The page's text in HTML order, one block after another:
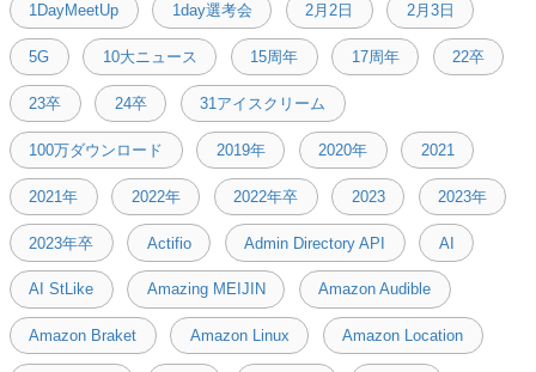
1DayMeetUp 1day選考会 2月2日 2月3日
5G 10大ニュース 15周年 17周年 22卒
23卒 24卒 31アイスクリーム
100万ダウンロード 2019年 2020年 2021
2021年 2022年 2022年卒 2023 2023年
2023年卒 Actifio Admin Directory API AI
AI StLike Amazing MEIJIN Amazon Audible
Amazon Braket Amazon Linux Amazon Location